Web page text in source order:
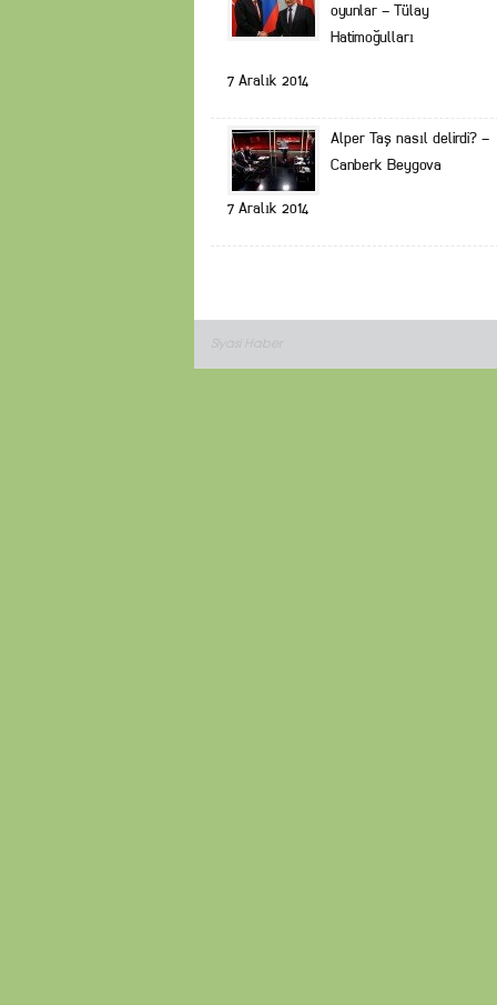
oyunlar – Tülay
Hatimoğulları
7 Aralık 2014
Alper Taş nasıl delirdi? –
Canberk Beygova
7 Aralık 2014
Siyasi Haber